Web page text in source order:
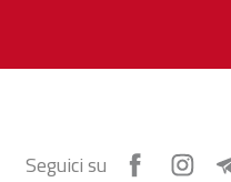
Seguici su